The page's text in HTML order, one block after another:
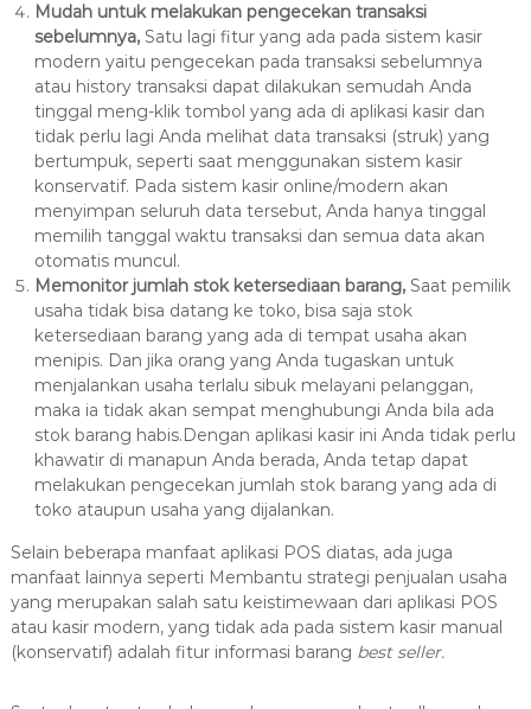
Mudah untuk melakukan pengecekan transaksi
sebelumnya, Satu lagi fitur yang ada pada sistem kasir
modern yaitu pengecekan pada transaksi sebelumnya
atau history transaksi dapat dilakukan semudah Anda
tinggal meng-klik tombol yang ada di aplikasi kasir dan
tidak perlu lagi Anda melihat data transaksi (struk) yang
bertumpuk, seperti saat menggunakan sistem kasir
konservatif. Pada sistem kasir online/modern akan
menyimpan seluruh data tersebut, Anda hanya tinggal
memilih tanggal waktu transaksi dan semua data akan
otomatis muncul.
Memonitor jumlah stok ketersediaan barang, Saat pemilik
usaha tidak bisa datang ke toko, bisa saja stok
ketersediaan barang yang ada di tempat usaha akan
menipis. Dan jika orang yang Anda tugaskan untuk
menjalankan usaha terlalu sibuk melayani pelanggan,
maka ia tidak akan sempat menghubungi Anda bila ada
stok barang habis.Dengan aplikasi kasir ini Anda tidak perlu
khawatir di manapun Anda berada, Anda tetap dapat
melakukan pengecekan jumlah stok barang yang ada di
toko ataupun usaha yang dijalankan.
Selain beberapa manfaat aplikasi POS diatas, ada juga
manfaat lainnya seperti Membantu strategi penjualan usaha
yang merupakan salah satu keistimewaan dari aplikasi POS
atau kasir modern, yang tidak ada pada sistem kasir manual
(konservatif) adalah fitur informasi barang best seller.